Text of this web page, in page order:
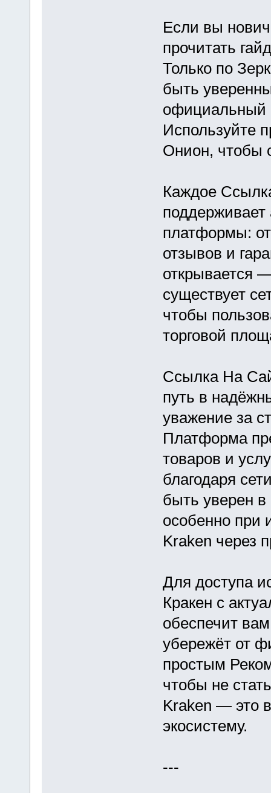
Если вы
прочитать
Только по
быть
официальный
Используйте
Онион, чтобы
Каждое
платформы:
отзывов и
открывается
существует
чтобы
торговой
Ссылка На
путь в
уважение за
Платформа
товаров и
благодаря
быть уверен в
особенно при
Kraken через
Для доступа
Кракен с
обеспечит
убережёт от
простым
чтобы не
Kraken — это
экосистему.
---